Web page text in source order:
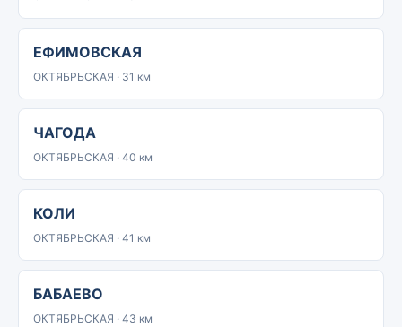
ЕФИМОВСКАЯ
ОКТЯБРЬСКАЯ · 31 км
ЧАГОДА
ОКТЯБРЬСКАЯ · 40 км
КОЛИ
ОКТЯБРЬСКАЯ · 41 км
БАБАЕВО
ОКТЯБРЬСКАЯ · 43 км